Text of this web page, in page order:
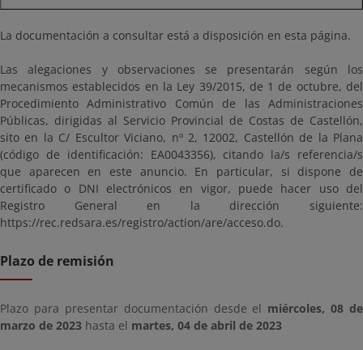
La documentación a consultar está a disposición en esta página.
Las alegaciones y observaciones se presentarán según los
mecanismos establecidos en la Ley 39/2015, de 1 de octubre, del
Procedimiento Administrativo Común de las Administraciones
Públicas, dirigidas al Servicio Provincial de Costas de Castellón,
sito en la C/ Escultor Viciano, nº 2, 12002, Castellón de la Plana
(código de identificación: EA0043356), citando la/s referencia/s
que aparecen en este anuncio. En particular, si dispone de
certificado o DNI electrónicos en vigor, puede hacer uso del
Registro General en la dirección siguiente:
https://rec.redsara.es/registro/action/are/acceso.do.
Plazo de remisión
Plazo para presentar documentación desde el miércoles, 08 de
marzo de 2023 hasta el martes, 04 de abril de 2023